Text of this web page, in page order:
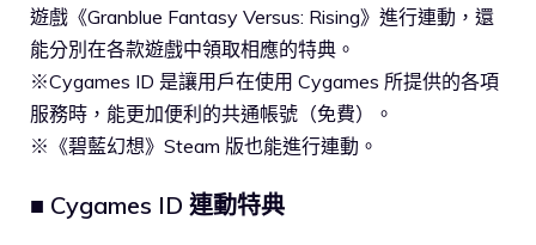
遊戲《Granblue Fantasy Versus: Rising》進行連動，還
能分別在各款遊戲中領取相應的特典。
※Cygames ID 是讓用戶在使用 Cygames 所提供的各項
服務時，能更加便利的共通帳號（免費）。
※《碧藍幻想》Steam 版也能進行連動。
■ Cygames ID 連動特典